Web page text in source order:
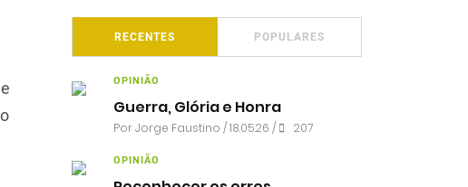
RECENTES POPULARES
OPINIÃO
Guerra, Glória e Honra
PorJorge Faustino / 18.05.26 / 207
OPINIÃO